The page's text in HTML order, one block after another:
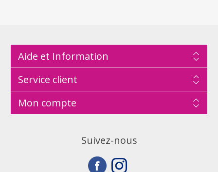
Aide et Information
Service client
Mon compte
Suivez-nous